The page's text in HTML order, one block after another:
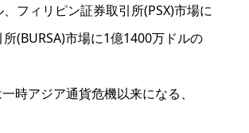
フィリピン証券取引所(PSX)市場に
(BURSA)市場に1億1400万ドルの
時アジア通貨危機以来になる、